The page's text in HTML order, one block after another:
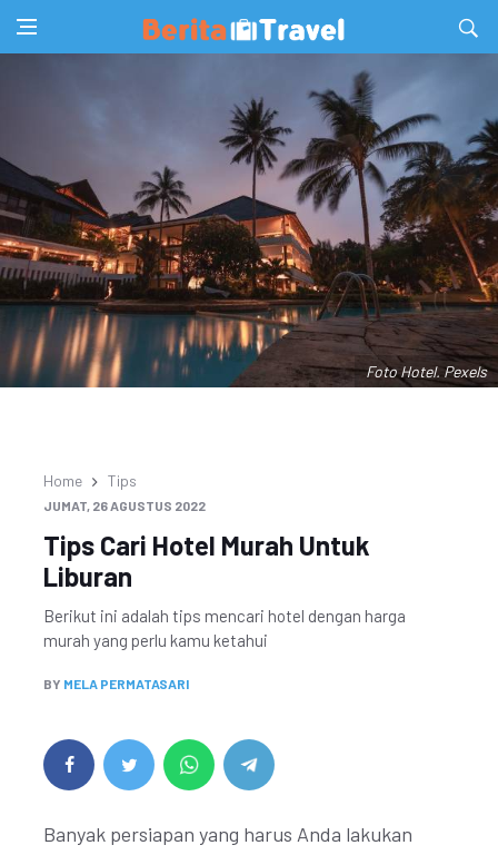
Foto Hotel. Pexels
Home Tips
JUMAT, 26 AGUSTUS 2022
Tips Cari Hotel Murah Untuk
Liburan
Berikut ini adalah tips mencari hotel dengan harga
murah yang perlu kamu ketahui
BY MELA PERMATASARI
Banyak persiapan yang harus Anda lakukan